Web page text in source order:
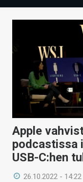
TECHBBS
HINTA.FI
KAUPPA
VAIHDA TEEMA
HAKU
Apple
podcastissa
USB-C:hen
26.10.2022 - 14:22